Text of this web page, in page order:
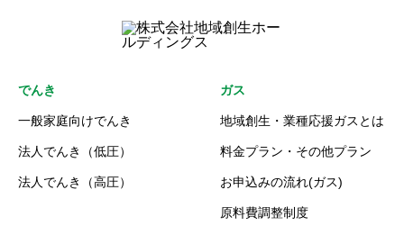
でんき
一般家庭向けでんき
法人でんき（低圧）
法人でんき（高圧）
ガス
地域創生・業種応援ガスとは
料金プラン・その他プラン
お申込みの流れ(ガス)
原料費調整制度